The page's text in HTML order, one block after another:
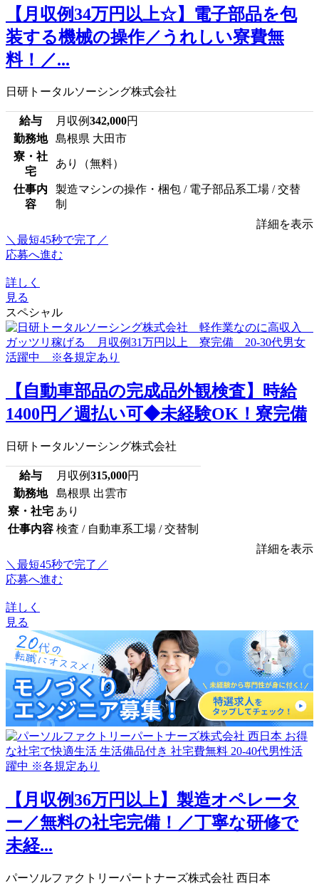
【月収例34万円以上☆】電子部品を包
装する機械の操作／うれしい寮費無
料！／...
日研トータルソーシング株式会社
給与 月収例342,000円
勤務地
島根県 大田市
寮・社
宅
あり（無料）
仕事内
容
製造マシンの操作・梱包 / 電子部品系工場 / 交替
制
詳細を表示
＼最短45秒で完了／
応募へ進む
詳しく
見る
スペシャル
【自動車部品の完成品外観検査】時給
1400円／週払い可◆未経験OK！寮完備
日研トータルソーシング株式会社
給与 月収例315,000円
勤務地
島根県 出雲市
寮・社宅 あり
仕事内容 検査 / 自動車系工場 / 交替制
詳細を表示
＼最短45秒で完了／
応募へ進む
詳しく
見る
【月収例36万円以上】製造オペレータ
ー／無料の社宅完備！／丁寧な研修で
未経...
パーソルファクトリーパートナーズ株式会社 西日本